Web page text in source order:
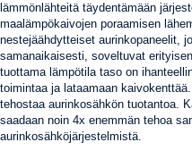
lämmönlähteitä täydentämään
maalämpökaivojen poraamisen
nestejäähdytteiset aurinkopaneelit,
samanaikaisesti, soveltuvat
tuottama lämpötila taso on
toimintaa ja lataamaan
tehostaa aurinkosähkön tuotantoa.
saadaan noin 4x enemmän tehoa
aurinkosähköjärjestelmistä.